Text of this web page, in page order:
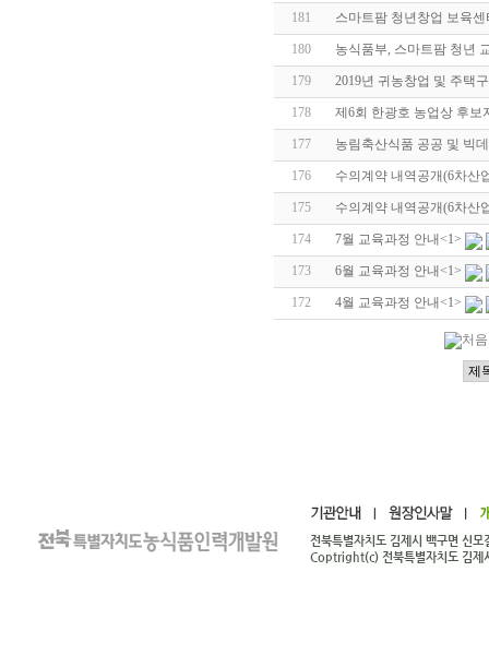
181 스마트팜 청년창업 보육
180 농식품부, 스마트팜 청년
179 2019년 귀농창업 및 주택
178 제6회 한광호 농업상 후보
177 농림축산식품 공공 및 빅
176 수의계약 내역공개(6차산
175 수의계약 내역공개(6차산
174 7월 교육과정 안내<1>
173 6월 교육과정 안내<1>
172 4월 교육과정 안내<1>